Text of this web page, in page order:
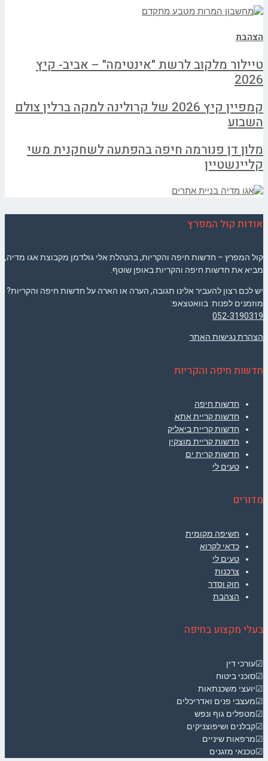
הצהבת
טיילור מלקוב לרשת "אינטימה" – אביב- קיץ
2026
קמפיין קיץ 2026 של קרולינה למקה ברלין צולם
השבוע
מלון דן פנורמה חיפה בהפתעה לשחקנית משי
קליינשטיין
אודות קול המפרץ
קול המפרץ – חדשות חיפה והקריות, בהנהלת אלי גולדמן מקבוצת אגו מדיה,
מביא את חדשות חיפה והקריות באופן שוטף.
יש לכם רצון להעביר אלינו תגובה, הערה או הארה על חדשות חיפה והקריות?
מוזמנים לפנות בוואטצאפ:
052-3190319
הצהרת נגישות האתר
חדשות חיפה והקריות
חדשות חיפה
חדשות קריית אתא
חדשות קריית ביאליק
חדשות קריית מוצקין
חדשות קרית ים
טעים לי
מדורים
חשיפה מקומית
כדאי לקרוא
טעים לי
צרכנות
חוק וסדר
הצהבת
בעלי מקצוע בחיפה
☑עורכי דין
☑סוכני ביטוח
☑יועצי משכנתאות
☑מעצבי פנים ואדריכלים
☑מטפלים גוף ונפש
☑קבלנים ושיפוצניקים
☑מרפאות שיניים
☑טכנאי מזגנים